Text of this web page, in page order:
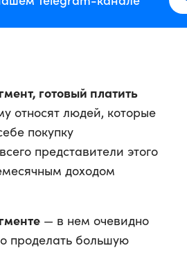
готовый платить
относят людей, которые
покупку
представители этого
доходом
— в нем очевидно
проделать большую